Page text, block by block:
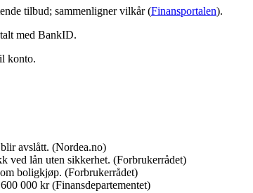
tilbud; sammenligner vilkår (Finansportalen).
med BankID.
konto.
avslått. (Nordea.no)
ved lån uten sikkerhet. (Forbrukerrådet)
boligkjøp. (Forbrukerrådet)
000 kr (Finansdepartementet)